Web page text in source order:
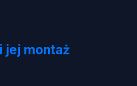
jej montaż